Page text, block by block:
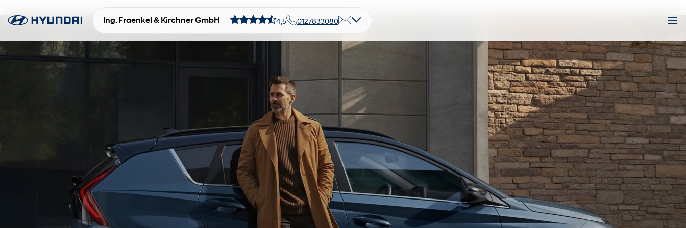
Ing. Fraenkel & Kirchner GmbH 4,5 0127833080